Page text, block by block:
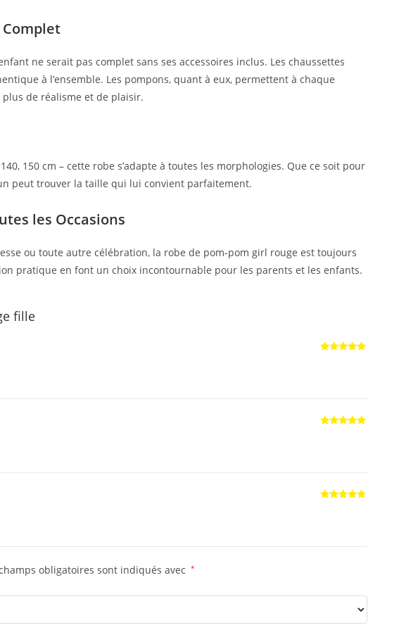
ne serait pas complet sans ses accessoires inclus. Les chaussettes
à l’ensemble. Les pompons, quant à eux, permettent à chaque
plus de réalisme et de plaisir.
150 cm – cette robe s’adapte à toutes les morphologies. Que ce soit pour
peut trouver la taille qui lui convient parfaitement.
les Occasions
ou toute autre célébration, la robe de pom-pom girl rouge est toujours
pratique en font un choix incontournable pour les parents et les enfants.
fille
obligatoires sont indiqués avec *